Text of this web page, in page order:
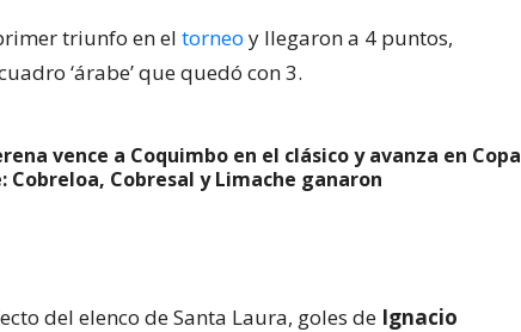
triunfo en el torneo y llegaron a 4 puntos,
‘árabe’ que quedó con 3.
vence a Coquimbo en el clásico y avanza en Copa
Cobreloa, Cobresal y Limache ganaron
del elenco de Santa Laura, goles de Ignacio